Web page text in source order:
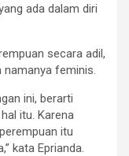
ada dalam diri
secara adil,
namanya feminis.
ini, berarti
itu. Karena
itu
kata Eprianda.